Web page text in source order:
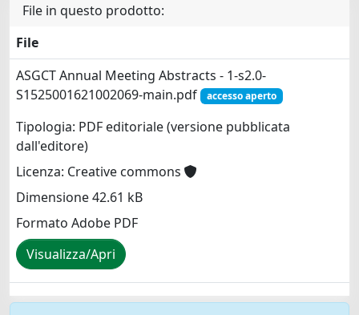
File in questo prodotto:
File
ASGCT Annual Meeting Abstracts - 1-s2.0-
S1525001621002069-main.pdf
accesso aperto
Tipologia: PDF editoriale (versione pubblicata
dall'editore)
Licenza: Creative commons
Dimensione 42.61 kB
Formato Adobe PDF
Visualizza/Apri